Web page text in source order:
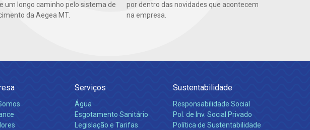
um longo caminho pelo sistema de
da Aegea MT.
por dentro das novidades que acontecem
na empresa.
Serviços
Água
Esgotamento Sanitário
Legislação e Tarifas
Sustentabilidade
Responsabilidade Social
Pol. de Inv. Social Privado
Política de Sustentabilidade